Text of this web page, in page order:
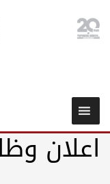
اعلان